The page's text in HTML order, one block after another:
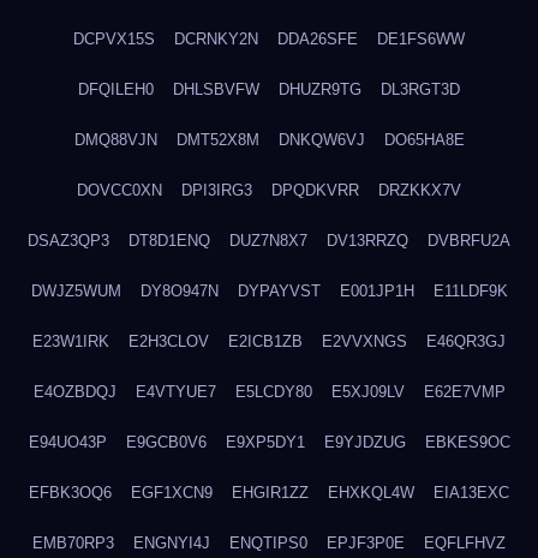
DCPVX15S DCRNKY2N DDA26SFE DE1FS6WW
DFQILEH0 DHLSBVFW DHUZR9TG DL3RGT3D
DMQ88VJN DMT52X8M DNKQW6VJ DO65HA8E
DOVCC0XN DPI3IRG3 DPQDKVRR DRZKKX7V
DSAZ3QP3 DT8D1ENQ DUZ7N8X7 DV13RRZQ DVBRFU2A
DWJZ5WUM DY8O947N DYPAYVST E001JP1H E11LDF9K
E23W1IRK E2H3CLOV E2ICB1ZB E2VVXNGS E46QR3GJ
E4OZBDQJ E4VTYUE7 E5LCDY80 E5XJ09LV E62E7VMP
E94UO43P E9GCB0V6 E9XP5DY1 E9YJDZUG EBKES9OC
EFBK3OQ6 EGF1XCN9 EHGIR1ZZ EHXKQL4W EIA13EXC
EMB70RP3 ENGNYI4J ENQTIPS0 EPJF3P0E EQFLFHVZ